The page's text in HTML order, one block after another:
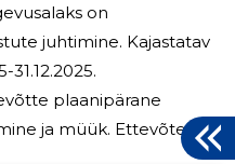
on
Kajastatav
plaanipärane
müük. Ettevõte